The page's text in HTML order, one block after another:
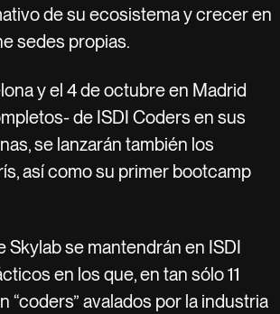
de su ecosistema y crecer en
sedes propias.
y el 4 de octubre en Madrid
de ISDI Coders en sus
se lanzarán también los
así como su primer bootcamp
se mantendrán en ISDI
en los que, en tan sólo 11
“coders” avalados por la industria